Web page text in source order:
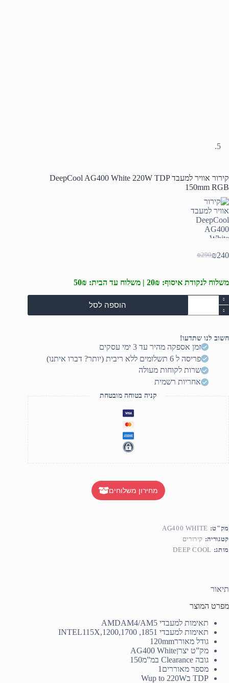
קירור אוויר למעבד DeepCool AG400 White 220W TDP
150mm RGB
₪290
המחיר
היה:
₪290.
₪240 המחיר
הוא:
₪240.
משלוח לנקודת איסוף: 20₪ | משלוח עד הבית: 50₪
כמות
של
קירור
DeepCool
AG400
150mm
הוספה לסל
חשוב לנו שתדעו!
זמן אספקה מהיר עד 3 ימי עסקים
פריסה ל 6 תשלומים ללא ריבית (יותר? דברו איתנו)
שרות לקוחות מעולה
אחריות רשמית
קניה בטוחה מובטחת
מחירון משלוחים
מק"ט: AG400 WHITE
קטגוריה: קירורים
מותג: DEEP COOL
תיאור
מפרט המוצר
תאימות למעבדי AMD AM4/AM5
תאימות למעבדי INTEL 115X,1200,1700 ,1851
גודל מאורר120mm
מק”ט יצרןAG400 White
גובה Clearance במ”מ
150
מספר מאוררים 1
TDP בW
up to 220W